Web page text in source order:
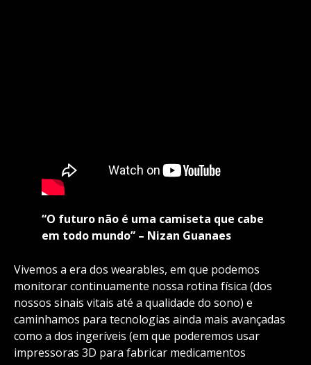
“O futuro não é uma camiseta que cabe
em todo mundo” – Nizan Guanaes
Vivemos a era dos wearables, em que podemos
monitorar continuamente nossa rotina física (dos
nossos sinais vitais até a qualidade do sono) e
caminhamos para tecnologias ainda mais avançadas
como a dos ingeríveis (em que poderemos usar
impressoras 3D para fabricar medicamentos